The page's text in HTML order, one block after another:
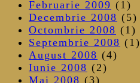
Februarie 2009 (1)
Decembrie 2008 (5)
Octombrie 2008 (1)
Septembrie 2008 (1)
August 2008 (4)
Iunie 2008 (2)
Mai 2008 (3)